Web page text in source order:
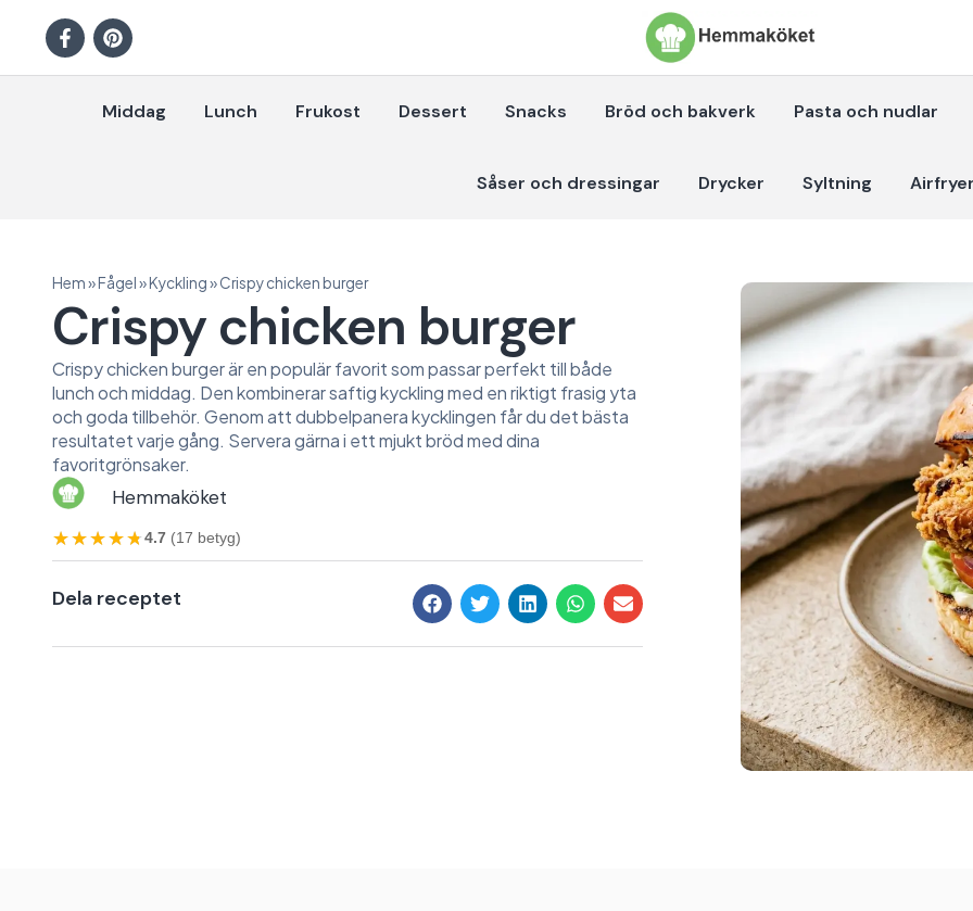
Middag Lunch Frukost Dessert Snacks Bröd och bakverk Pasta och nudlar
Såser och dressingar Drycker Syltning Airfryer
Hem»Fågel»Kyckling»Crispy chicken burger
Crispy chicken burger
Crispy chicken burger är en populär favorit som passar perfekt till både
lunch och middag. Den kombinerar saftig kyckling med en riktigt frasig yta
och goda tillbehör. Genom att dubbelpanera kycklingen får du det bästa
resultatet varje gång. Servera gärna i ett mjukt bröd med dina
favoritgrönsaker.
Hemmaköket
★★★★★
★★★★★4.7 (17 betyg)
Dela receptet